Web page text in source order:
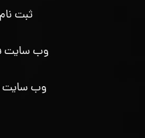
ثبت
وب سایت
وب سایت